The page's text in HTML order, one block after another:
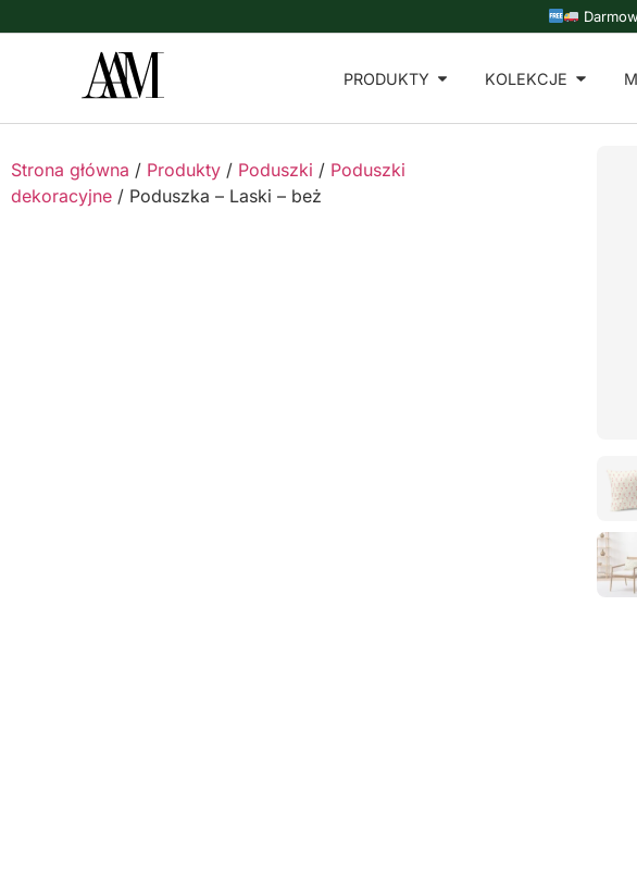
PRODUKTY KOLEKCJE
Strona główna / Produkty / Poduszki / Poduszki
dekoracyjne / Poduszka – Laski – beż